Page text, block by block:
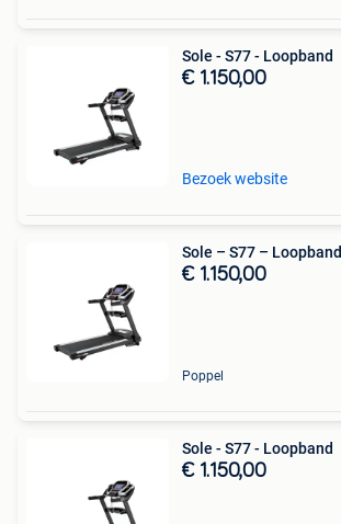
Sole - S77 - Loopband
€ 1.150,00
Bezoek website
Sole – S77 – Loopband
€ 1.150,00
Poppel
Sole - S77 - Loopband
€ 1.150,00